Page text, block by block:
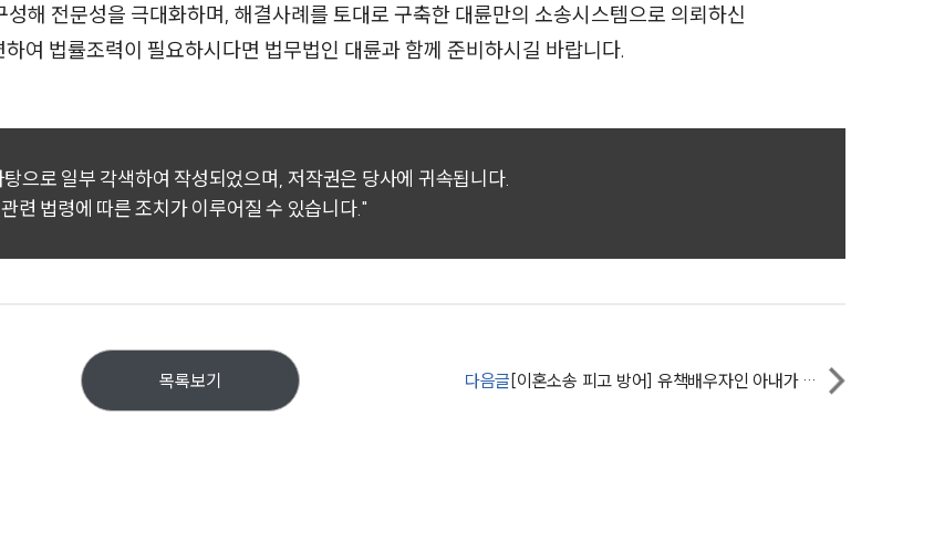
소식/자료
대륜법률상담예약
해 전문성을 극대화하며, 해결사례를 토대로 구축한 대륜만의 소송시스템으로 의뢰하신
여 법률조력이 필요하시다면 법무법인 대륜과 함께 준비하시길 바랍니다.
으로 일부 각색하여 작성되었으며, 저작권은 당사에 귀속됩니다.
련 법령에 따른 조치가 이루어질 수 있습니다."
목록보기 다음글 [이혼소송 피고 방어] 유책배우자인 아내가 이혼을 원했으나 청구 기각시킴